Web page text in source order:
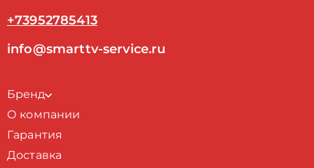
+73952785413
info@smarttv-service.ru
Бренд
О компании
Гарантия
Доставка